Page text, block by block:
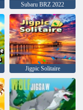
Subaru BRZ 2022
Jigpic Solitaire